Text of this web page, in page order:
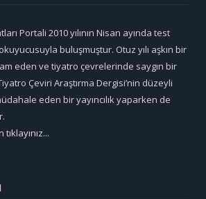
Portali 2010 yılının Nisan ayında test
buluşmuştur. Otuz yılı aşkın bir
eden ve tiyatro çevrelerinde saygın bir
Çeviri Araştırma Dergisi’nin düzeyli
eden bir yayıncılık yaparken de